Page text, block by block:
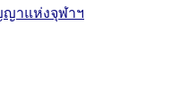
าแห่งจุฬาฯ